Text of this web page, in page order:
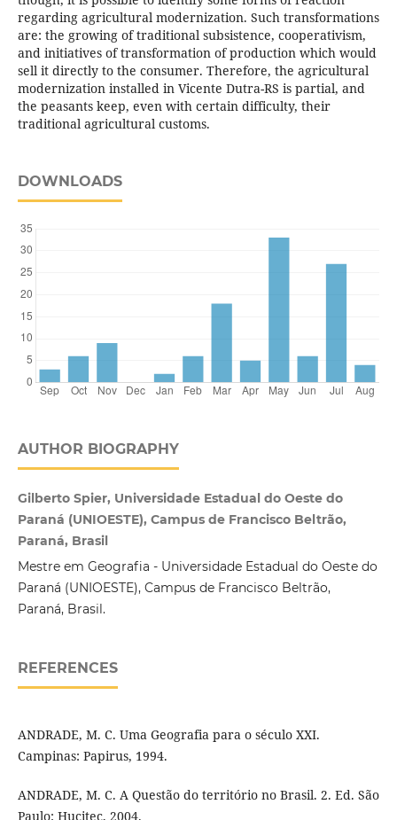
regarding agricultural modernization. Such transformations
are: the growing of traditional subsistence, cooperativism,
and initiatives of transformation of production which would
sell it directly to the consumer. Therefore, the agricultural
modernization installed in Vicente Dutra-RS is partial, and
the peasants keep, even with certain difficulty, their
traditional agricultural customs.
DOWNLOADS
AUTHOR BIOGRAPHY
Gilberto Spier, Universidade Estadual do Oeste do
Paraná (UNIOESTE), Campus de Francisco Beltrão,
Paraná, Brasil
Mestre em Geografia - Universidade Estadual do Oeste do
Paraná (UNIOESTE), Campus de Francisco Beltrão,
Paraná, Brasil.
REFERENCES
ANDRADE, M. C. Uma Geografia para o século XXI.
Campinas: Papirus, 1994.
ANDRADE, M. C. A Questão do território no Brasil. 2. Ed. São
Paulo: Hucitec, 2004.